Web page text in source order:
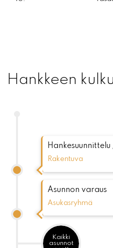
Hankkeen
Rakentuva
Asunnon varaus
Asukasryhmä
Kaikki
asunnot